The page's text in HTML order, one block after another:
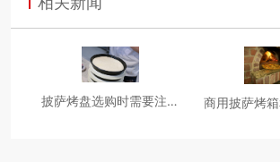
披萨烤盘选购时需要注意
商用披萨烤